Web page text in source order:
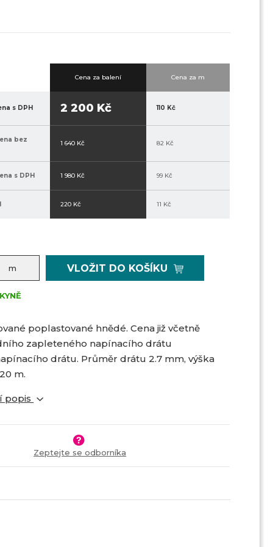
Cena za balení Cena za m
s DPH 2 200 Kč 110 Kč
bez
1 640 Kč 82 Kč
s DPH 1 980 Kč 99 Kč
220 Kč 11 Kč
m VLOŽIT DO KOŠÍKU
poplastované hnědé. Cena již včetně
zapleteného napínacího drátu
drátu. Průměr drátu 2.7 mm, výška
m.
popis
Zeptejte se odborníka